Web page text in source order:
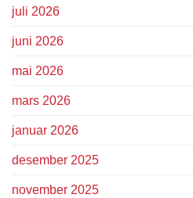
juli 2026
juni 2026
mai 2026
mars 2026
januar 2026
desember 2025
november 2025